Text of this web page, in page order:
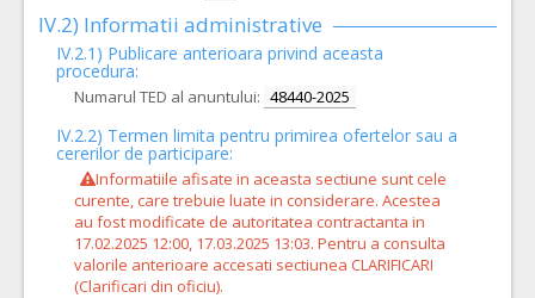
IV.2) Informatii administrative
IV.2.1) Publicare anterioara privind aceasta
procedura:
Numarul TED al anuntului: 48440-2025
IV.2.2) Termen limita pentru primirea ofertelor sau a
cererilor de participare:
Informatiile afisate in aceasta sectiune sunt cele
curente, care trebuie luate in considerare. Acestea
au fost modificate de autoritatea contractanta in
17.02.2025 12:00, 17.03.2025 13:03. Pentru a consulta
valorile anterioare accesati sectiunea CLARIFICARI
(Clarificari din oficiu).